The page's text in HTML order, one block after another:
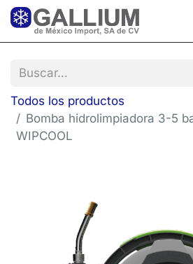
Todos los productos
Bomba hidrolimpiadora 3-5
WIPCOOL